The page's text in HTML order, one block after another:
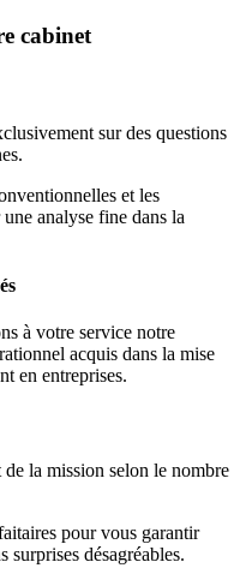
cabinet
sur des questions
et les
analyse fine dans la
à votre service notre
acquis dans la mise
en entreprises.
la mission selon le nombre
pour vous garantir
surprises désagréables.